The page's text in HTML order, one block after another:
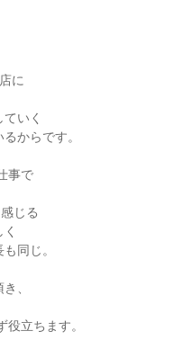
に
いく
からです。
事で
じる
同じ。
、
立ちます。